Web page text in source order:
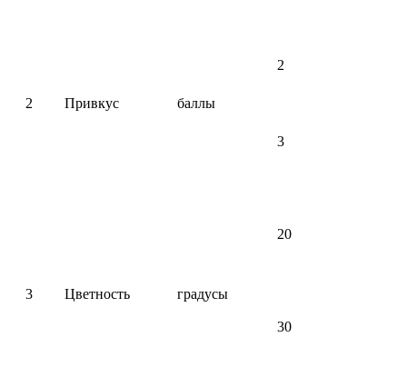
2 Привкус баллы
2
3
3 Цветность градусы
20
30